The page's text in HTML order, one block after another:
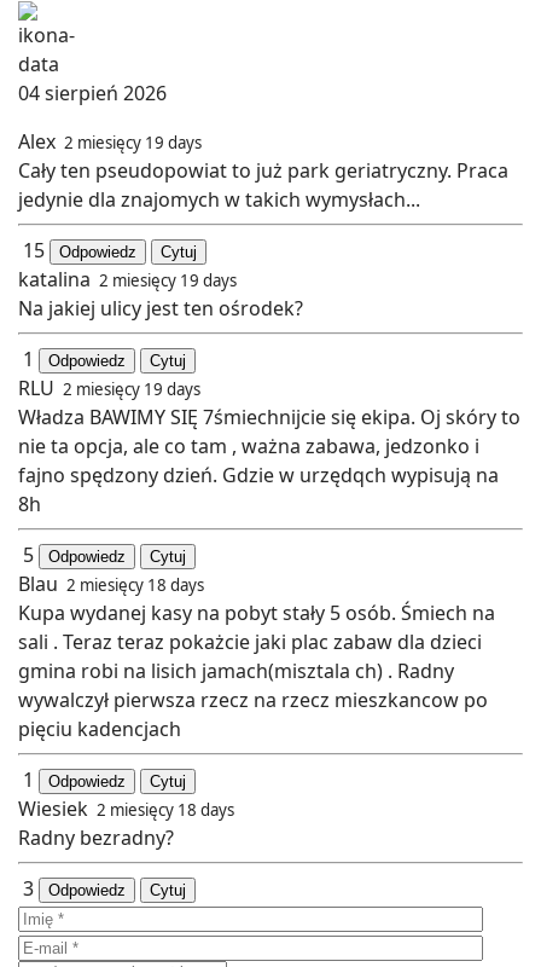
04 sierpień 2026
Alex 2 miesięcy 19 days
Cały ten pseudopowiat to już park geriatryczny. Praca
jedynie dla znajomych w takich wymysłach...
15
Odpowiedz Cytuj
katalina 2 miesięcy 19 days
Na jakiej ulicy jest ten ośrodek?
1
Odpowiedz Cytuj
RLU 2 miesięcy 19 days
Władza BAWIMY SIĘ 7śmiechnijcie się ekipa. Oj skóry to
nie ta opcja, ale co tam , ważna zabawa, jedzonko i
fajno spędzony dzień. Gdzie w urzędqch wypisują na
8h
5
Odpowiedz Cytuj
Blau 2 miesięcy 18 days
Kupa wydanej kasy na pobyt stały 5 osób. Śmiech na
sali . Teraz teraz pokażcie jaki plac zabaw dla dzieci
gmina robi na lisich jamach(misztala ch) . Radny
wywalczył pierwsza rzecz na rzecz mieszkancow po
pięciu kadencjach
1
Odpowiedz Cytuj
Wiesiek 2 miesięcy 18 days
Radny bezradny?
3
Odpowiedz Cytuj